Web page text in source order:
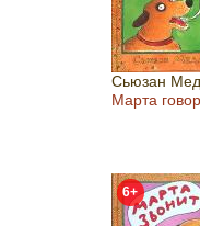
Сьюзан
Марта
6+